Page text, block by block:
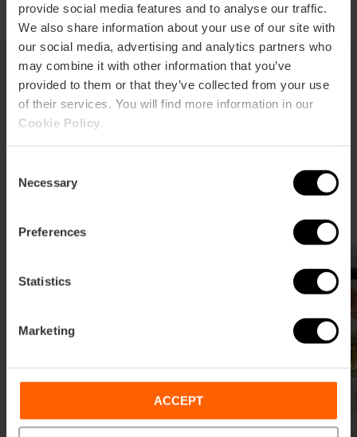
provide social media features and to analyse our traffic.
We also share information about your use of our site with
our social media, advertising and analytics partners who
may combine it with other information that you’ve
provided to them or that they’ve collected from your use
of their services. You will find more information in our
Cookie Policy
Selection
Necessary
Preferences
Statistics
Marketing
ACCEPT
Fusionsküche
Die Fusionsküche verbindet mediterrane Tradition
schafft so innovative Konzepte, in denen Techniken,
Kulturen und einzigartige Aromen miteinander